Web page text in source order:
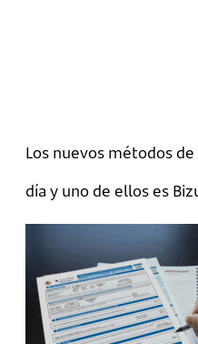
Los nuevos métodos
día y uno de ellos es